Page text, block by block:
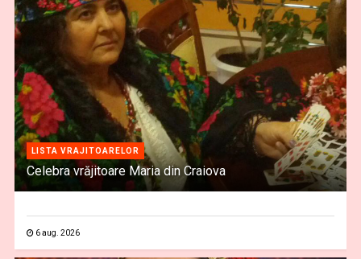
LISTA VRAJITOARELOR
Celebra vrăjitoare Maria din Craiova
6 aug. 2026